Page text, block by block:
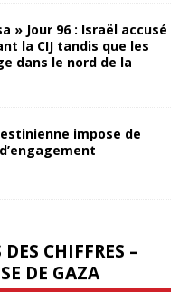
» Jour 96 : Israël accusé
la CIJ tandis que les
dans le nord de la
impose de
CHIFFRES –
DE GAZA